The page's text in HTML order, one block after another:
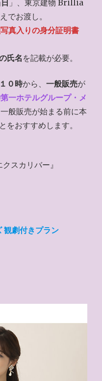
」、東京建物 Brillia
でお渡し。
真入りの身分証明書
氏名 を記載が必要。
０時から、 一般販売が
一ホテルグループ・メ
般販売が始まる前に本
をおすすめします。
スカリバー』
観劇付きプラン